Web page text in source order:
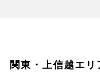
が国内郊外に出店した
関東・上信越エリ